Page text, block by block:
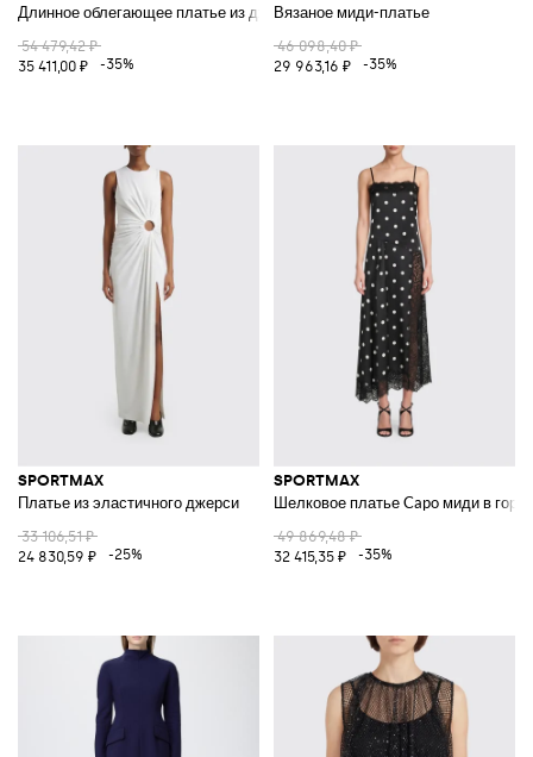
Длинное облегающее платье из джерси с высоким воротом и вырезами
54 479,42 ₽
35 411,00 ₽
-35%
Вязаное миди-платье
46 098,40 ₽
29 963,16 ₽
-35%
SPORTMAX
Платье из эластичного джерси
33 106,51 ₽
24 830,59 ₽
-25%
SPORTMAX
Шелковое платье Capo миди в
49 869,48 ₽
32 415,35 ₽
-35%